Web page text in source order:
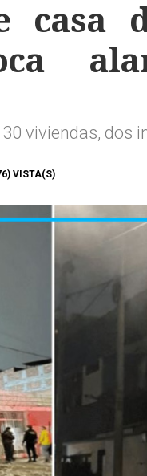
casa
viviendas, dos
VISTA(S)